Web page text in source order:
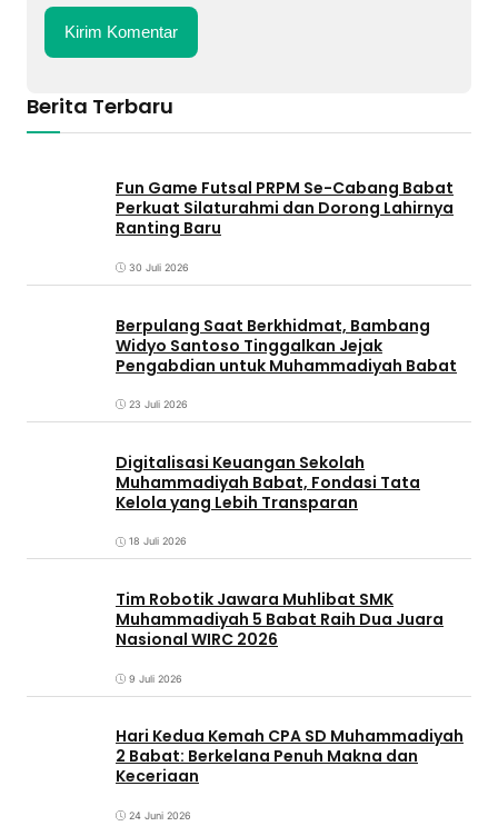
Berita Terbaru
Fun Game Futsal PRPM Se-Cabang Babat
Perkuat Silaturahmi dan Dorong Lahirnya
Ranting Baru
30 Juli 2026
Berpulang Saat Berkhidmat, Bambang
Widyo Santoso Tinggalkan Jejak
Pengabdian untuk Muhammadiyah Babat
23 Juli 2026
Digitalisasi Keuangan Sekolah
Muhammadiyah Babat, Fondasi Tata
Kelola yang Lebih Transparan
18 Juli 2026
Tim Robotik Jawara Muhlibat SMK
Muhammadiyah 5 Babat Raih Dua Juara
Nasional WIRC 2026
9 Juli 2026
‎Hari Kedua Kemah CPA SD Muhammadiyah
2 Babat: Berkelana Penuh Makna dan
Keceriaan
24 Juni 2026